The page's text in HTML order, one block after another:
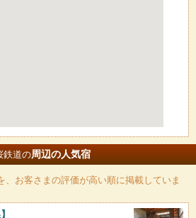
鉄道の周辺の人気宿
、お客さまの評価が高い順に掲載していま